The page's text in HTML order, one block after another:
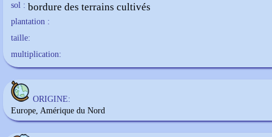
sol : bordure des terrains cultivés
plantation :
taille:
multiplication:
ORIGINE:
Europe, Amérique du Nord